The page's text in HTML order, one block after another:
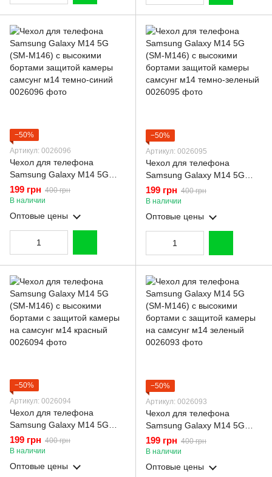
−50%
Артикул: 0026096
Чехол для телефона
Samsung Galaxy M14 5G
(SM-M146) с высокими
бортами защитой камеры
самсунг м14 темно-синий
199 грн 400 грн
В наличии
Оптовые цены
−50%
Артикул: 0026095
Чехол для телефона
Samsung Galaxy M14 5G
(SM-M146) с высокими
бортами защитой камеры
самсунг м14 темно-зеленый
199 грн 400 грн
В наличии
Оптовые цены
−50%
Артикул: 0026094
Чехол для телефона
Samsung Galaxy M14 5G
(SM-M146) с высокими
бортами с защитой камеры
на самсунг м14 красный
199 грн 400 грн
В наличии
Оптовые цены
−50%
Артикул: 0026093
Чехол для телефона
Samsung Galaxy M14 5G
(SM-M146) с высокими
бортами с защитой камеры
на самсунг м14 зеленый
199 грн 400 грн
В наличии
Оптовые цены